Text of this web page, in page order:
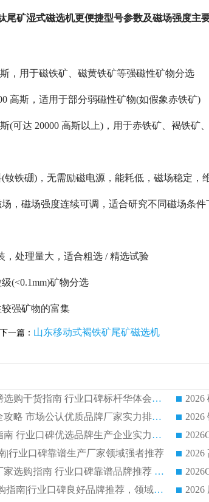
尾矿湿式磁选机更便捷型号参数及磁场强度主
，用于磁铁矿、磁黄铁矿等强磁性矿物分选
高斯，适用于部分弱磁性矿物(如假象赤铁矿)
(可达 20000 高斯以上)，用于赤铁矿、褐铁矿
钕铁硼)，无需励磁电源，能耗低，磁场稳定，
，磁场强度连续可调，适合研究不同磁场条件
，处理量大，适合粗选 / 精选试验
(<0.1mm)矿物分选
强矿物的富集
下一篇： 山东移动式褐铁矿尾矿磁选机
2026 矿用永磁滚筒厂家排行榜选购干货指南 行业口碑标杆华体会手机网页版-华体会(中国) 实力出众
2026 钛铁矿平板磁选机选购全攻略 市场公认优质品牌厂家实力排行榜
2026 钛铁矿平板磁选机选购指南 行业口碑优选品牌生产企业实力排行榜
|行业口碑靠谱生产厂家领域强者推荐
2026 高精度粉料磁选机头部厂家选购指南 行业口碑靠谱品牌推荐 领域强者华体会手机网页版-华体会(中国) 解析
2026 CTB 湿式永磁磁选机选购指南|行业口碑良好品牌推荐，领域强者华体会手机网页版-华体会(中国)